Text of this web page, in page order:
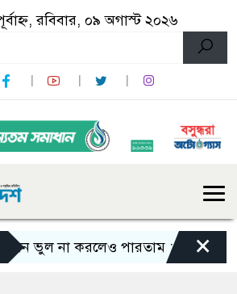
রবিবার, ০৯ অগাস্ট ২০২৬
না করলেও পারতাম : শাকিব খান
×